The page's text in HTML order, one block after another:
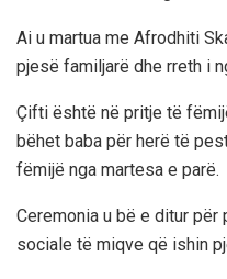
Ai u martua me Afrodhiti
pjesë familjarë dhe rreth i
Çifti është në pritje të
bëhet baba për herë të
fëmijë nga martesa e parë.
Ceremonia u bë e ditur
sociale të miqve që ishin